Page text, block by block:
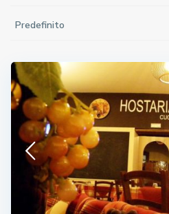
Predefinito